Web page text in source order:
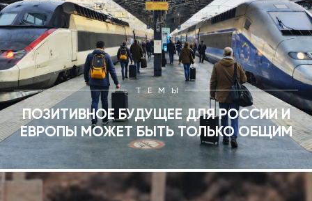
ТЕМЫ
ПОЗИТИВНОЕ БУДУЩЕЕ ДЛЯ РОССИИ И
ЕВРОПЫ МОЖЕТ БЫТЬ ТОЛЬКО ОБЩИМ